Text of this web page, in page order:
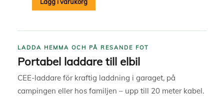
LADDA HEMMA OCH PÅ RESANDE FOT
Portabel laddare till elbil
CEE-laddare för kraftig laddning i garaget, på
campingen eller hos familjen – upp till 20 meter kabel.